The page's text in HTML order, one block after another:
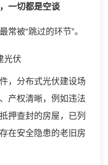
一切都是空谈
被“跳过的环节”。
光伏
，分布式光伏建设场
产权清晰，例如违法
押查封的房屋，已列
在安全隐患的老旧房